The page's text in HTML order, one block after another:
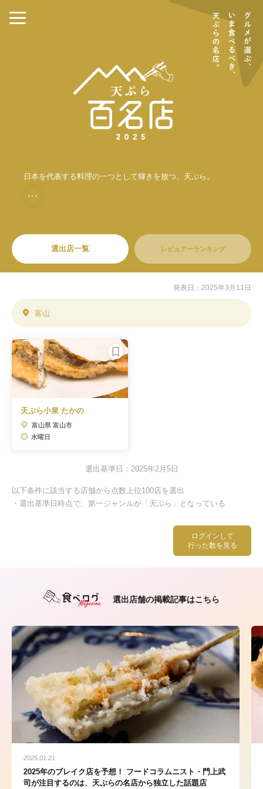
日本を代表する料理の一つとして輝きを放つ、天ぷら。
・・・
選出店一覧 レビュアーランキング
ログインして
行った数を見る
発表日：2025年3月11日
富山
天ぷら小泉 たかの
富山県 富山市
水曜日
選出基準日：2025年2月5日
以下条件に該当する店舗から点数上位100店を選出
・選出基準日時点で、第一ジャンルが「天ぷら」となっている
選出店舗の掲載記事はこちら
2025.01.21
2025年のブレイク店を予想！ フードコラムニスト・門上武
司が注目するのは、天ぷらの名店から独立した話題店